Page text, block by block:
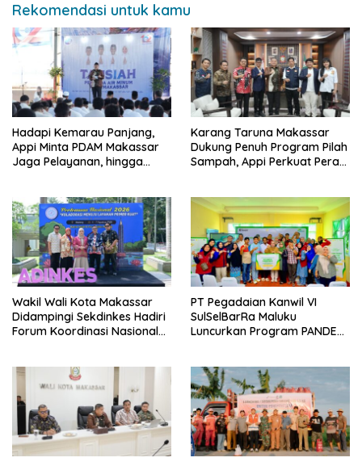
Rekomendasi untuk kamu
Hadapi Kemarau Panjang,
Appi Minta PDAM Makassar
Jaga Pelayanan, hingga
Karang Taruna Makassar
Dukung Penuh Program Pilah
Sampah, Appi Perkuat Peran
Wakil Wali Kota Makassar
Didampingi Sekdinkes Hadiri
Forum Koordinasi Nasional
Malaria
PT Pegadaian Kanwil VI
SulSelBarRa Maluku
Luncurkan Program PANDE